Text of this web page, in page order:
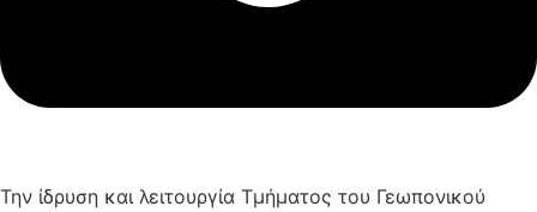
Την ίδρυση και λειτουργία Τμήματος του Γεωπονικού